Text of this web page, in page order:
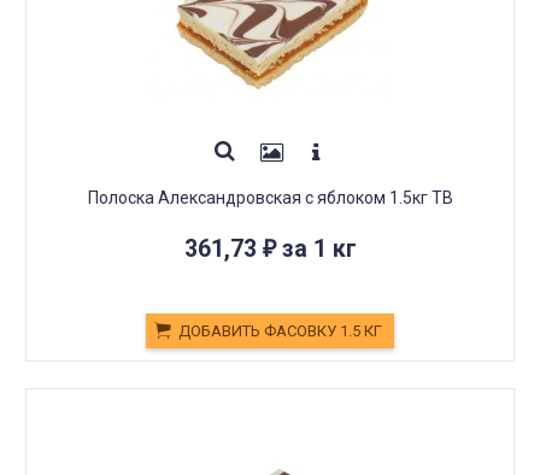
Полоска Александровская с яблоком 1.5кг ТВ
361,73 ₽за 1 кг
ДОБАВИТЬ ФАСОВКУ 1.5 КГ